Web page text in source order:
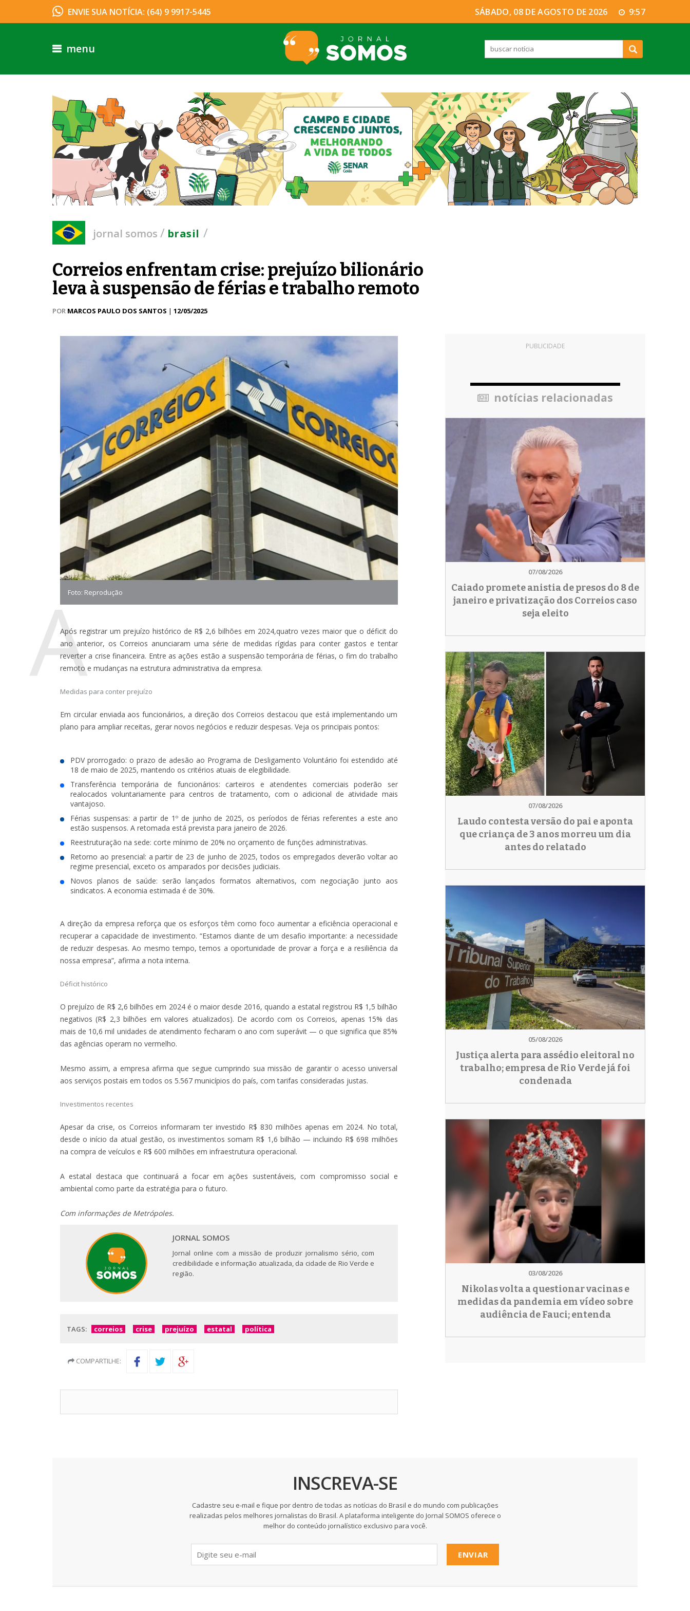
ENVIE SUA NOTÍCIA: (64) 9 9917-5445 SÁBADO, 08 DE AGOSTO DE 2026 9:57
menu
jornal somos / brasil /
Correios enfrentam crise: prejuízo bilionário
leva à suspensão de férias e trabalho remoto
POR MARCOS PAULO DOS SANTOS | 12/05/2025
Foto: Reprodução
A
Após registrar um prejuízo histórico de R$ 2,6 bilhões em 2024,quatro vezes maior que o déficit do
ano anterior, os Correios anunciaram uma série de medidas rígidas para conter gastos e tentar
reverter a crise financeira. Entre as ações estão a suspensão temporária de férias, o fim do trabalho
remoto e mudanças na estrutura administrativa da empresa.
Medidas para conter prejuízo
Em circular enviada aos funcionários, a direção dos Correios destacou que está implementando um
plano para ampliar receitas, gerar novos negócios e reduzir despesas. Veja os principais pontos:
PDV prorrogado: o prazo de adesão ao Programa de Desligamento Voluntário foi estendido até
18 de maio de 2025, mantendo os critérios atuais de elegibilidade.
Transferência temporária de funcionários: carteiros e atendentes comerciais poderão ser
realocados voluntariamente para centros de tratamento, com o adicional de atividade mais
vantajoso.
Férias suspensas: a partir de 1º de junho de 2025, os períodos de férias referentes a este ano
estão suspensos. A retomada está prevista para janeiro de 2026.
Reestruturação na sede: corte mínimo de 20% no orçamento de funções administrativas.
Retorno ao presencial: a partir de 23 de junho de 2025, todos os empregados deverão voltar ao
regime presencial, exceto os amparados por decisões judiciais.
Novos planos de saúde: serão lançados formatos alternativos, com negociação junto aos
sindicatos. A economia estimada é de 30%.
A direção da empresa reforça que os esforços têm como foco aumentar a eficiência operacional e
recuperar a capacidade de investimento. “Estamos diante de um desafio importante: a necessidade
de reduzir despesas. Ao mesmo tempo, temos a oportunidade de provar a força e a resiliência da
nossa empresa”, afirma a nota interna.
Déficit histórico
O prejuízo de R$ 2,6 bilhões em 2024 é o maior desde 2016, quando a estatal registrou R$ 1,5 bilhão
negativos (R$ 2,3 bilhões em valores atualizados). De acordo com os Correios, apenas 15% das
mais de 10,6 mil unidades de atendimento fecharam o ano com superávit — o que significa que 85%
das agências operam no vermelho.
Mesmo assim, a empresa afirma que segue cumprindo sua missão de garantir o acesso universal
aos serviços postais em todos os 5.567 municípios do país, com tarifas consideradas justas.
Investimentos recentes
Apesar da crise, os Correios informaram ter investido R$ 830 milhões apenas em 2024. No total,
desde o início da atual gestão, os investimentos somam R$ 1,6 bilhão — incluindo R$ 698 milhões
na compra de veículos e R$ 600 milhões em infraestrutura operacional.
A estatal destaca que continuará a focar em ações sustentáveis, com compromisso social e
ambiental como parte da estratégia para o futuro.
Com informações de Metrópoles.
JORNAL SOMOS
Jornal online com a missão de produzir jornalismo sério, com
credibilidade e informação atualizada, da cidade de Rio Verde e
região.
TAGS: correios crise prejuízo estatal política
COMPARTILHE:
PUBLICIDADE
notícias relacionadas
07/08/2026
Caiado promete anistia de presos do 8 de
janeiro e privatização dos Correios caso
seja eleito
07/08/2026
Laudo contesta versão do pai e aponta
que criança de 3 anos morreu um dia
antes do relatado
05/08/2026
Justiça alerta para assédio eleitoral no
trabalho; empresa de Rio Verde já foi
condenada
03/08/2026
Nikolas volta a questionar vacinas e
medidas da pandemia em vídeo sobre
audiência de Fauci; entenda
INSCREVA-SE
Cadastre seu e-mail e fique por dentro de todas as notícias do Brasil e do mundo com publicações
realizadas pelos melhores jornalistas do Brasil. A plataforma inteligente do Jornal SOMOS oferece o
melhor do conteúdo jornalístico exclusivo para você.
ENVIAR